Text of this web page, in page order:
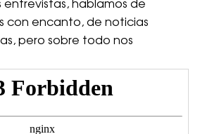
hablamos de
con encanto, de noticias
pero sobre todo nos